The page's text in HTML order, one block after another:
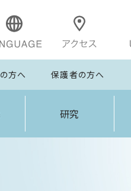
方へ 保護者の方へ
研究